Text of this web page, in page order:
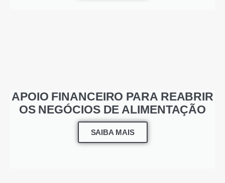
APOIO FINANCEIRO PARA REABRIR
OS NEGÓCIOS DE ALIMENTAÇÃO
SAIBA MAIS